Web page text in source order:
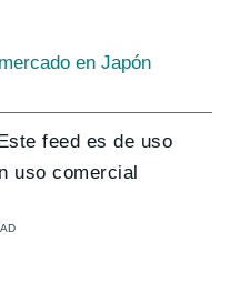
en Japón
feed es de uso
uso comercial